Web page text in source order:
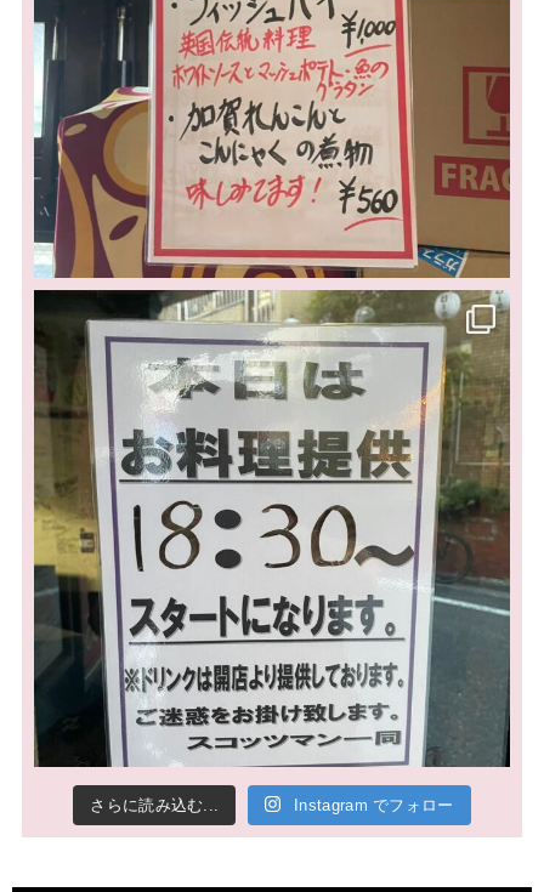
さらに読み込む... Instagram でフォロー